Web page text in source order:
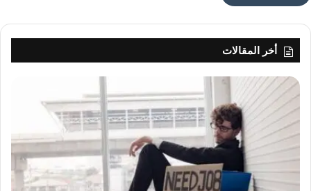
أخر المقالات